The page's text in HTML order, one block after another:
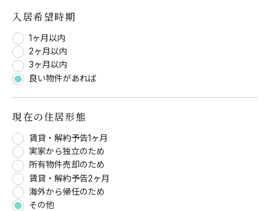
入居希望時期
1ヶ月以内
2ヶ月以内
3ヶ月以内
良い物件があれば
現在の住居形態
賃貸・解約予告1ヶ月
実家から独立のため
所有物件売却のため
賃貸・解約予告2ヶ月
海外から帰任のため
その他